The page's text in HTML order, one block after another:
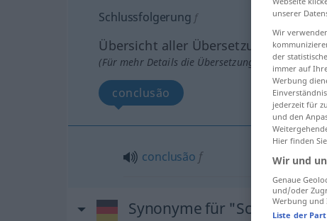
Schlussfolgerung f
Übersicht aller Übersetzungen
(Für mehr Details die Übersetzung anklicken/
conclusão
conclusão f
Synonyme für
unserer
Wir
der
immer auf
Werbung
jederzeit für
und den
Hier finden
Wir und
Genaue
und/oder
Werbung und
Liste der